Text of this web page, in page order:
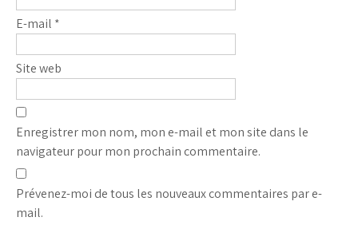
E-mail *
Site web
Enregistrer mon nom, mon e-mail et mon site dans le
navigateur pour mon prochain commentaire.
Prévenez-moi de tous les nouveaux commentaires par e-
mail.